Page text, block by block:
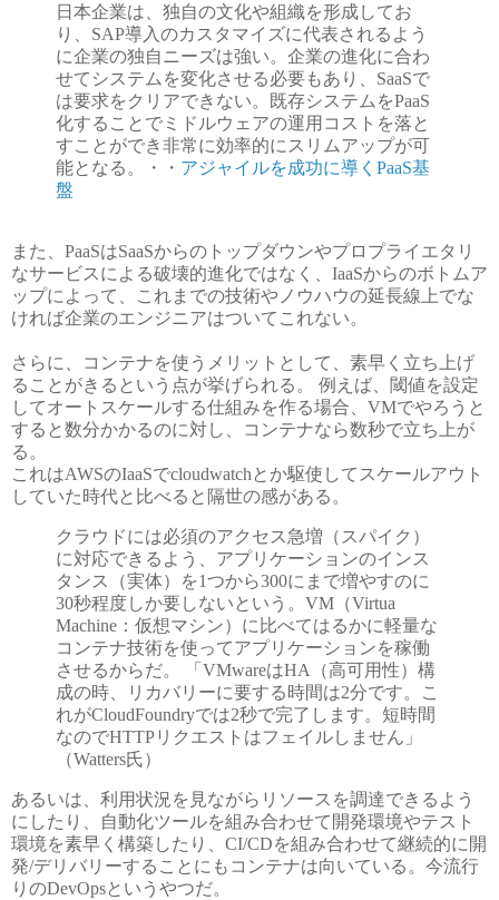
日本企業は、独自の文化や組織を形成してお
り、SAP導入のカスタマイズに代表されるよう
に企業の独自ニーズは強い。企業の進化に合わ
せてシステムを変化させる必要もあり、SaaSで
は要求をクリアできない。既存システムをPaaS
化することでミドルウェアの運用コストを落と
すことができ非常に効率的にスリムアップが可
能となる。・・ アジャイルを成功に導くPaaS基
盤
また、PaaSはSaaSからのトップダウンやプロプライエタリ
なサービスによる破壊的進化ではなく、IaaSからのボトムア
ップによって、これまでの技術やノウハウの延長線上でな
ければ企業のエンジニアはついてこれない。
さらに、コンテナを使うメリットとして、素早く立ち上げ
ることがきるという点が挙げられる。 例えば、閾値を設定
してオートスケールする仕組みを作る場合、VMでやろうと
すると数分かかるのに対し、コンテナなら数秒で立ち上が
る。
これはAWSのIaaSでcloudwatchとか駆使してスケールアウト
していた時代と比べると隔世の感がある。
クラウドには必須のアクセス急増（スパイク）
に対応できるよう、アプリケーションのインス
タンス（実体）を1つから300にまで増やすのに
30秒程度しか要しないという。VM（Virtua
Machine：仮想マシン）に比べてはるかに軽量な
コンテナ技術を使ってアプリケーションを稼働
させるからだ。 「VMwareはHA（高可用性）構
成の時、リカバリーに要する時間は2分です。こ
れがCloudFoundryでは2秒で完了します。短時間
なのでHTTPリクエストはフェイルしません」
（Watters氏）
あるいは、利用状況を見ながらリソースを調達できるよう
にしたり、自動化ツールを組み合わせて開発環境やテスト
環境を素早く構築したり、CI/CDを組み合わせて継続的に開
発/デリバリーすることにもコンテナは向いている。今流行
りのDevOpsというやつだ。